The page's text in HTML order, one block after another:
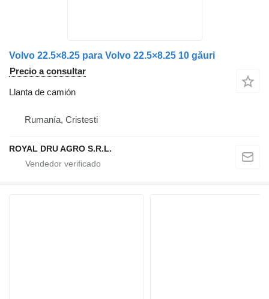
Volvo 22.5×8.25 para Volvo 22.5×8.25 10 găuri
Precio a consultar
Llanta de camión
Rumanía, Cristesti
ROYAL DRU AGRO S.R.L.